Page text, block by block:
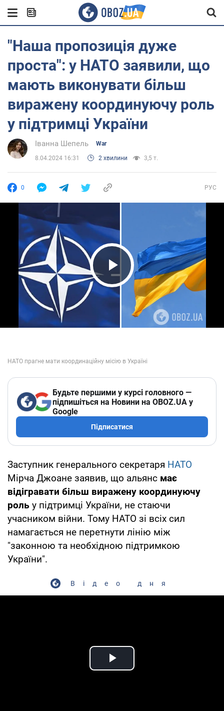
"Наша пропозиція дуже
проста": у НАТО заявили, що
мають виконувати більш
виражену координуючу роль
у підтримці України
Іванна Шепель War
8.04.2024 16:31 2 хвилини 3,5 т.
0 РУС
Play Video
Будьте першими у курсі головного —
підпишіться на Новини на OBOZ.UA у
Google
Підписатися
Заступник генерального секретаря НАТО
Мірча Джоане заявив, що альянс має
відігравати більш виражену координуючу
роль у підтримці України, не стаючи
учасником війни. Тому НАТО зі всіх сил
намагається не перетнути лінію між
"законною та необхідною підтримкою
України".
Відео дня
Play Video